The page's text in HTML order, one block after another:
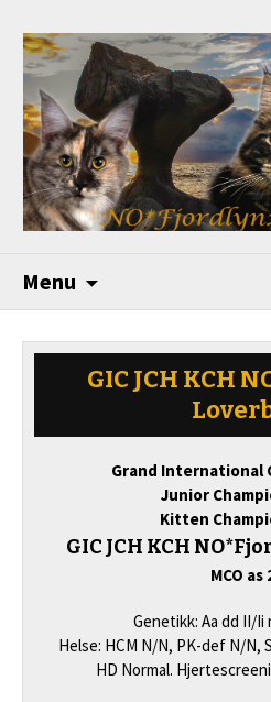
Menu
GIC JCH KCH
Grand International
Junior
Kitten
GIC JCH KCH
MCO as
Genetikk: Aa dd II/
Helse: HCM N/N, PK-def N/N,
HD Normal.